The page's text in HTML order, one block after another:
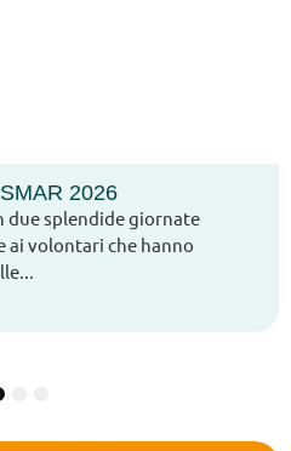
È disponibile online
“Arcipelaghi”, il